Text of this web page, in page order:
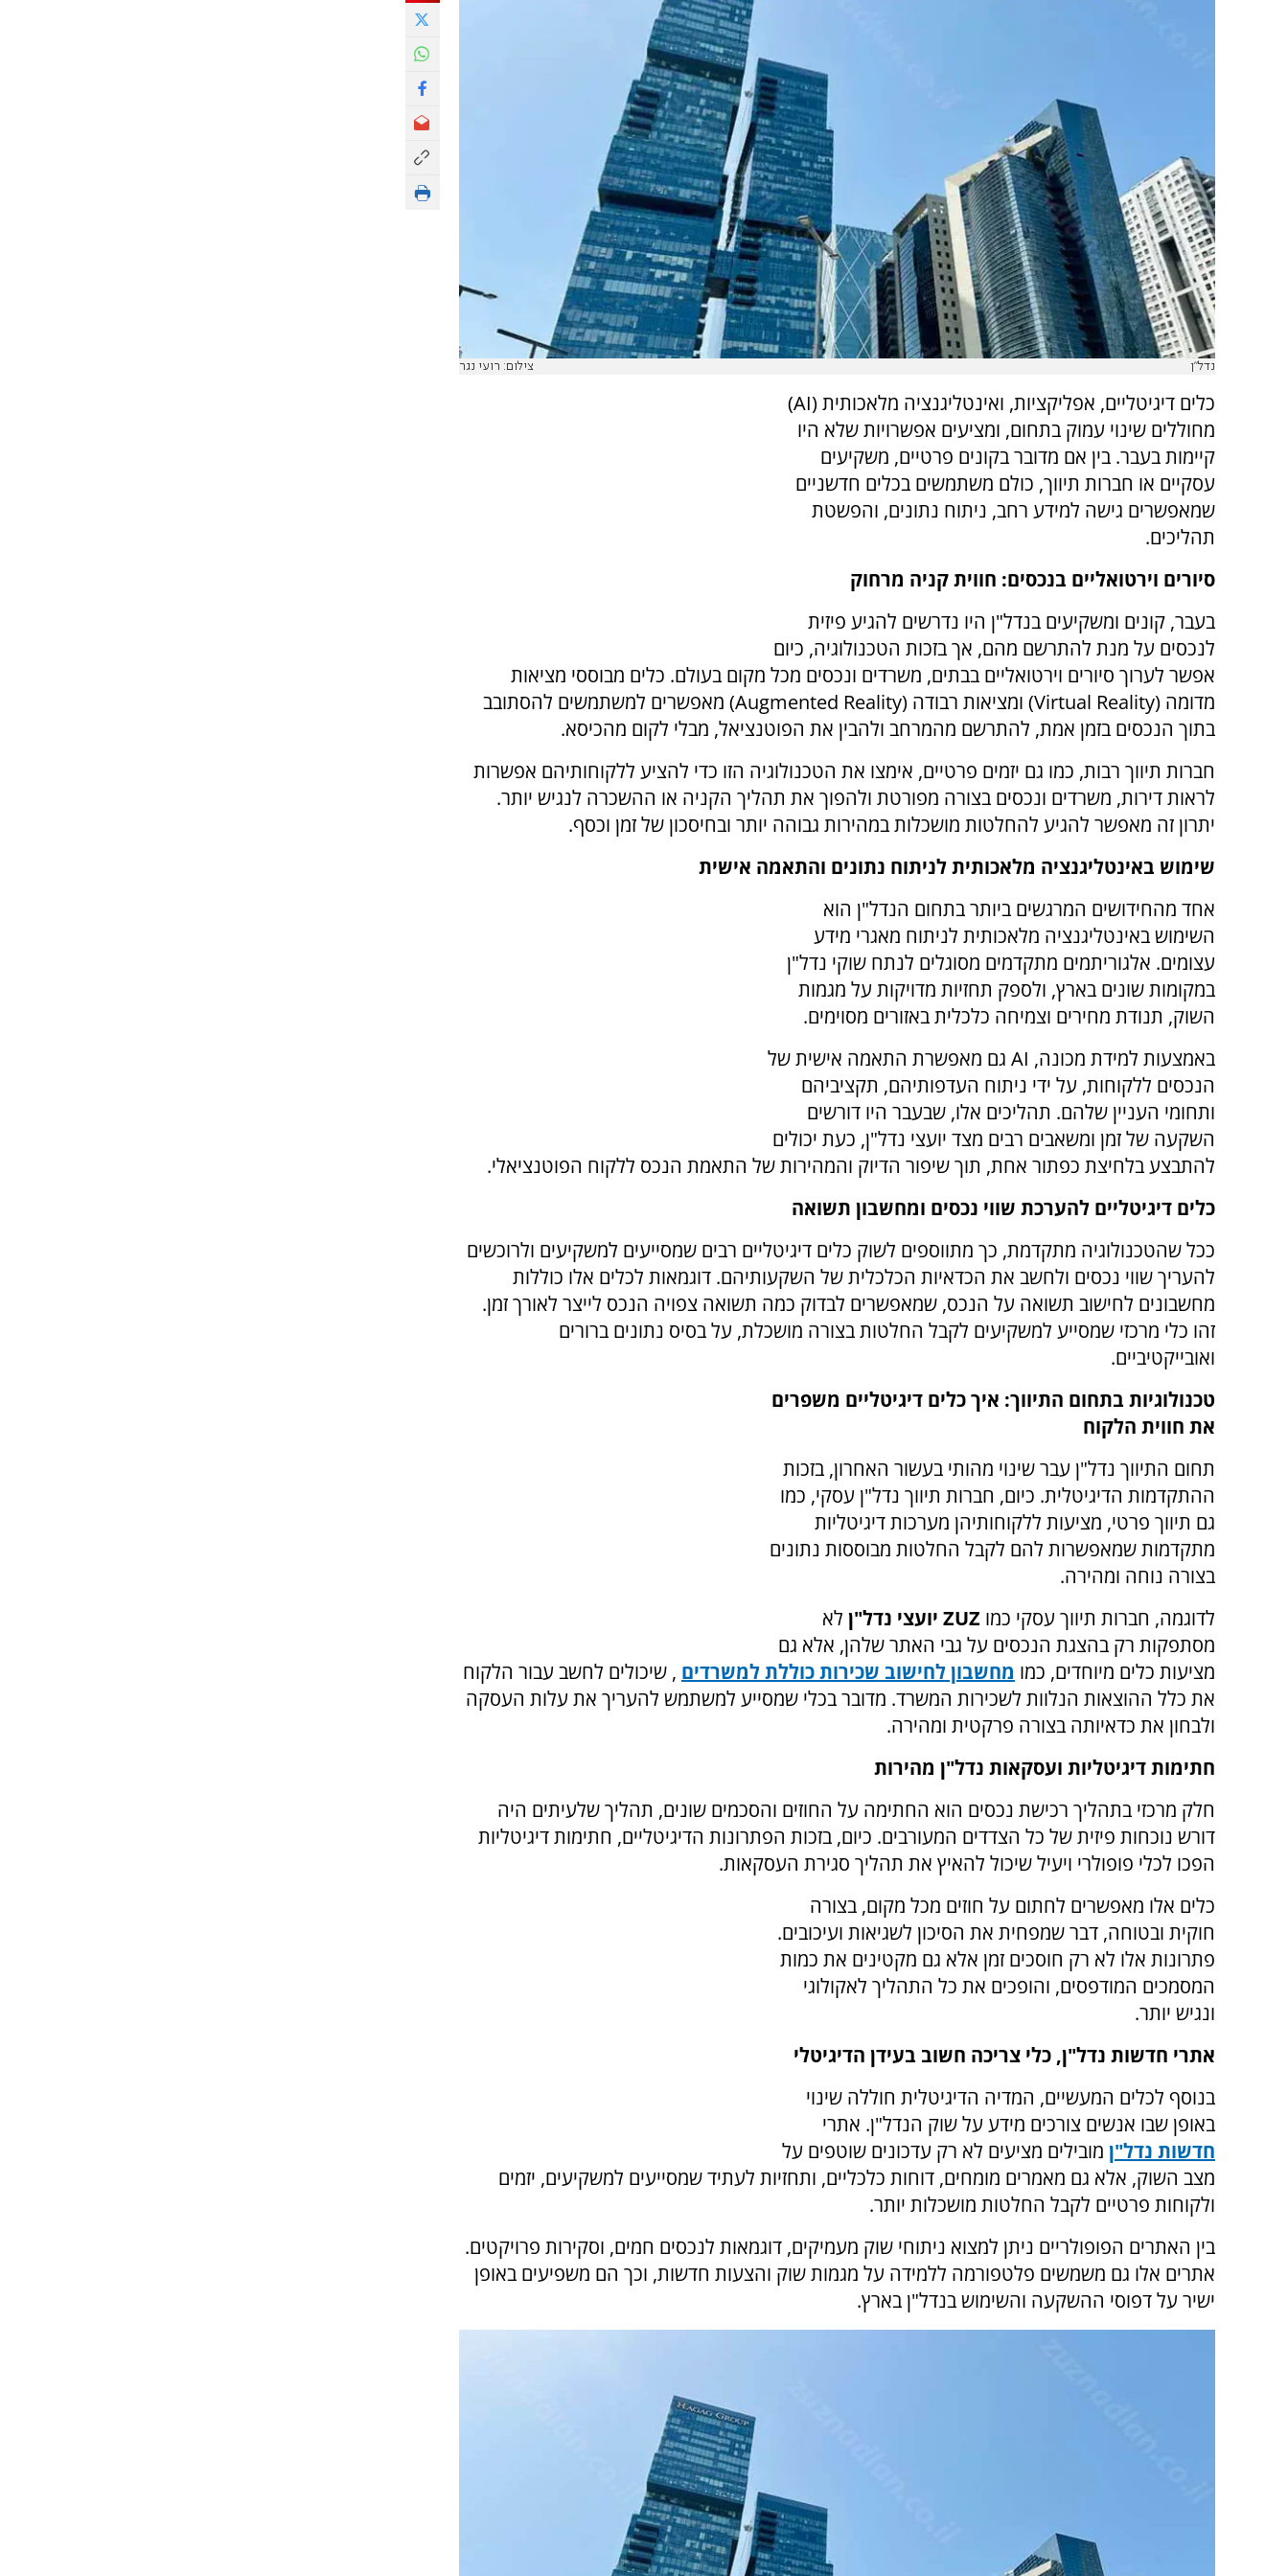
נדל"ן צילום: רועי נגר
כלים דיגיטליים, אפליקציות, ואינטליגנציה מלאכותית (AI
)
מחוללים שינוי עמוק בתחום, ומציעים אפשרויות שלא היו
קיימות בעבר. בין אם מדובר בקונים פרטיים, משקיעים
עסקיים או חברות תיווך, כולם משתמשים בכלים חדשניים
שמאפשרים גישה למידע רחב, ניתוח נתונים, והפשטת
תהליכים.
סיורים וירטואליים בנכסים: חווית קניה מרחוק
בעבר, קונים ומשקיעים בנדל"ן היו נדרשים להגיע פיזית
לנכסים על מנת להתרשם מהם, אך בזכות הטכנולוגיה, כיום
אפשר לערוך סיורים וירטואליים בבתים, משרדים ונכסים מכל מקום בעולם. כלים מבוססי מציאות
מדומה (Virtual Reality) ומציאות רבודה (Augmented Reality) מאפשרים למשתמשים להסתובב
בתוך הנכסים בזמן אמת, להתרשם מהמרחב ולהבין את הפוטנציאל, מבלי לקום מהכיסא.
חברות תיווך רבות, כמו גם יזמים פרטיים, אימצו את הטכנולוגיה הזו כדי להציע ללקוחותיהם אפשרות
לראות דירות, משרדים ונכסים בצורה מפורטת ולהפוך את תהליך הקניה או ההשכרה לנגיש יותר.
יתרון זה מאפשר להגיע להחלטות מושכלות במהירות גבוהה יותר ובחיסכון של זמן וכסף.
שימוש באינטליגנציה מלאכותית לניתוח נתונים והתאמה אישית
אחד מהחידושים המרגשים ביותר בתחום הנדל"ן הוא
השימוש באינטליגנציה מלאכותית לניתוח מאגרי מידע
עצומים. אלגוריתמים מתקדמים מסוגלים לנתח שוקי נדל"ן
במקומות שונים בארץ, ולספק תחזיות מדויקות על מגמות
השוק, תנודת מחירים וצמיחה כלכלית באזורים מסוימים.
באמצעות למידת מכונה, AI גם מאפשרת התאמה אישית של
הנכסים ללקוחות, על ידי ניתוח העדפותיהם, תקציביהם
ותחומי העניין שלהם. תהליכים אלו, שבעבר היו דורשים
השקעה של זמן ומשאבים רבים מצד יועצי נדל"ן, כעת יכולים
להתבצע בלחיצת כפתור אחת, תוך שיפור הדיוק והמהירות של התאמת הנכס ללקוח הפוטנציאלי.
כלים דיגיטליים להערכת שווי נכסים ומחשבון תשואה
ככל שהטכנולוגיה מתקדמת, כך מתווספים לשוק כלים דיגיטליים רבים שמסייעים למשקיעים ולרוכשים
להעריך שווי נכסים ולחשב את הכדאיות הכלכלית של השקעותיהם. דוגמאות לכלים אלו כוללות
מחשבונים לחישוב תשואה על הנכס, שמאפשרים לבדוק כמה תשואה צפויה הנכס לייצר לאורך זמן.
זהו כלי מרכזי שמסייע למשקיעים לקבל החלטות בצורה מושכלת, על בסיס נתונים ברורים
ואובייקטיביים.
טכנולוגיות בתחום התיווך: איך כלים דיגיטליים משפרים
את חווית הלקוח
תחום התיווך נדל"ן עבר שינוי מהותי בעשור האחרון, בזכות
ההתקדמות הדיגיטלית. כיום, חברות תיווך נדל"ן עסקי, כמו
גם תיווך פרטי, מציעות ללקוחותיהן מערכות דיגיטליות
מתקדמות שמאפשרות להם לקבל החלטות מבוססות נתונים
בצורה נוחה ומהירה.
לדוגמה, חברות תיווך עסקי כמו ZUZ יועצי נדל"ן לא
מסתפקות רק בהצגת הנכסים על גבי האתר שלהן, אלא גם
מציעות כלים מיוחדים, כמו מחשבון לחישוב שכירות כוללת למשרדים , שיכולים לחשב עבור הלקוח
את כלל ההוצאות הנלוות לשכירות המשרד. מדובר בכלי שמסייע למשתמש להעריך את עלות העסקה
ולבחון את כדאיותה בצורה פרקטית ומהירה.
חתימות דיגיטליות ועסקאות נדל"ן מהירות
חלק מרכזי בתהליך רכישת נכסים הוא החתימה על החוזים והסכמים שונים, תהליך שלעיתים היה
דורש נוכחות פיזית של כל הצדדים המעורבים. כיום, בזכות הפתרונות הדיגיטליים, חתימות דיגיטליות
הפכו לכלי פופולרי ויעיל שיכול להאיץ את תהליך סגירת העסקאות.
כלים אלו מאפשרים לחתום על חוזים מכל מקום, בצורה
חוקית ובטוחה, דבר שמפחית את הסיכון לשגיאות ועיכובים.
פתרונות אלו לא רק חוסכים זמן אלא גם מקטינים את כמות
המסמכים המודפסים, והופכים את כל התהליך לאקולוגי
ונגיש יותר.
אתרי חדשות נדל"ן, כלי צריכה חשוב בעידן הדיגיטלי
בנוסף לכלים המעשיים, המדיה הדיגיטלית חוללה שינוי
באופן שבו אנשים צורכים מידע על שוק הנדל"ן. אתרי
חדשות נדל"ן מובילים מציעים לא רק עדכונים שוטפים על
מצב השוק, אלא גם מאמרים מומחים, דוחות כלכליים, ותחזיות לעתיד שמסייעים למשקיעים, יזמים
ולקוחות פרטיים לקבל החלטות מושכלות יותר.
בין האתרים הפופולריים ניתן למצוא ניתוחי שוק מעמיקים, דוגמאות לנכסים חמים, וסקירות פרויקטים.
אתרים אלו גם משמשים פלטפורמה ללמידה על מגמות שוק והצעות חדשות, וכך הם משפיעים באופן
ישיר על דפוסי ההשקעה והשימוש בנדל"ן בארץ.